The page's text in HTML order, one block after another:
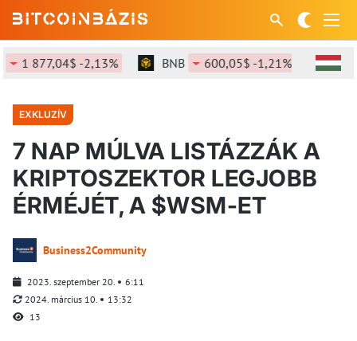
-2,13% BNB 600,05$ -1,21% SOL
EXKLUZÍV
7 NAP MÚLVA LISTÁZZÁK A
KRIPTOSZEKTOR LEGJOBB
ÉRMÉJÉT, A $WSM-ET
Business2Community
2023. szeptember 20.
6:11
2024. március 10.
13:32
13